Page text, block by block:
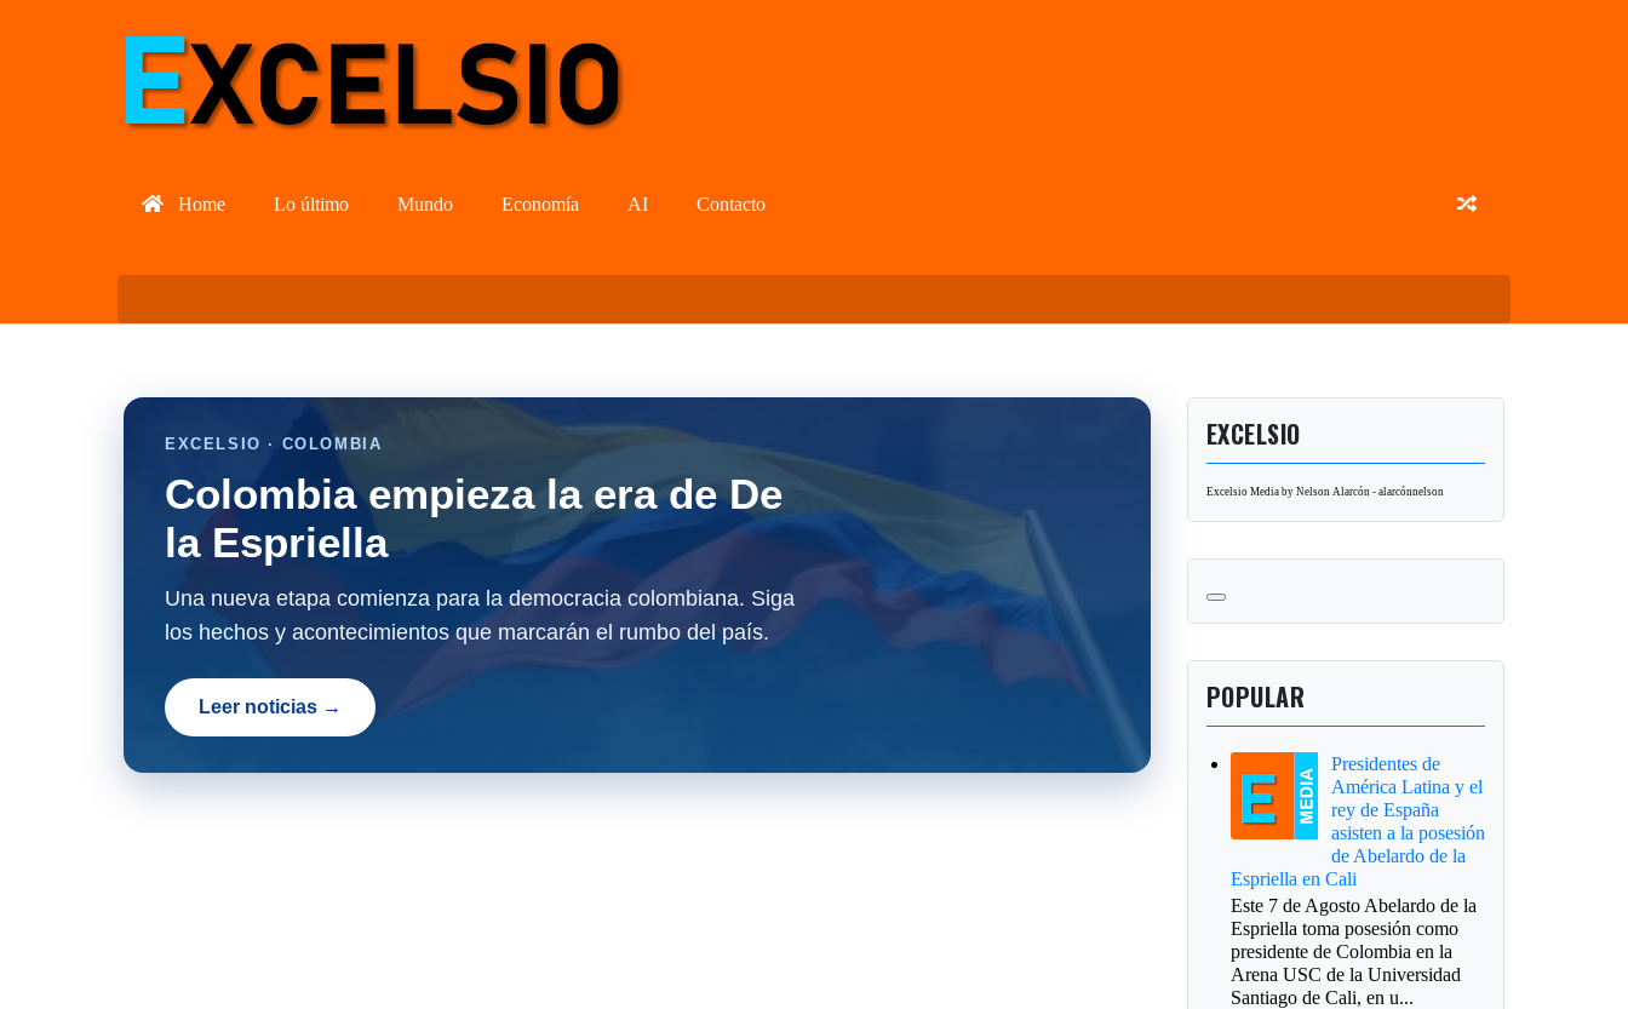
Home Lo último Mundo Economía AI Contacto
EXCELSIO · COLOMBIA
Colombia empieza la era de De
la Espriella
Una nueva etapa comienza para la democracia colombiana. Siga
los hechos y acontecimientos que marcarán el rumbo del país.
Leer noticias →
EXCELSIO
Excelsio Media by Nelson Alarcón - alarcónnelson
POPULAR
Presidentes de
América Latina y el
rey de España
asisten a la posesión
de Abelardo de la
Espriella en Cali
Este 7 de Agosto Abelardo de la
Espriella toma posesión como
presidente de Colombia en la
Arena USC de la Universidad
Santiago de Cali, en u...